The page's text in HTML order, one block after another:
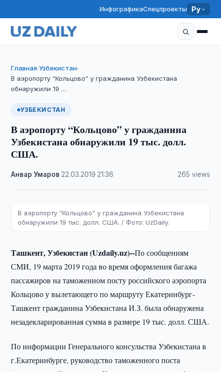
ИнфографикаСпецпроекты Ру
Главная›Узбекистан›
В аэропорту “Кольцово” у гражданина Узбекистана
обнаружили 19 …
УЗБЕКИСТАН
В аэропорту “Кольцово” у гражданина
Узбекистана обнаружили 19 тыс. долл.
США.
Анвар Умаров 22.03.2019 21:36 265 views
В аэропорту “Кольцово” у гражданина Узбекистана
обнаружили 19 тыс. долл. США. / Фото: UzDaily.
Ташкент, Узбекистан (Uzdaily.uz)--По сообщениям
СМИ, 19 марта 2019 года во время оформления багажа
пассажиров на таможенном посту российского аэропорта
Кольцово у вылетающего по маршруту Екатеринбург-
Ташкент гражданина Узбекистана И.З. была обнаружена
незадекларированная сумма в размере 19 тыс. долл. США.
По информации Генерального консульства Узбекистана в
г.Екатеринбурге, руководство таможенного поста